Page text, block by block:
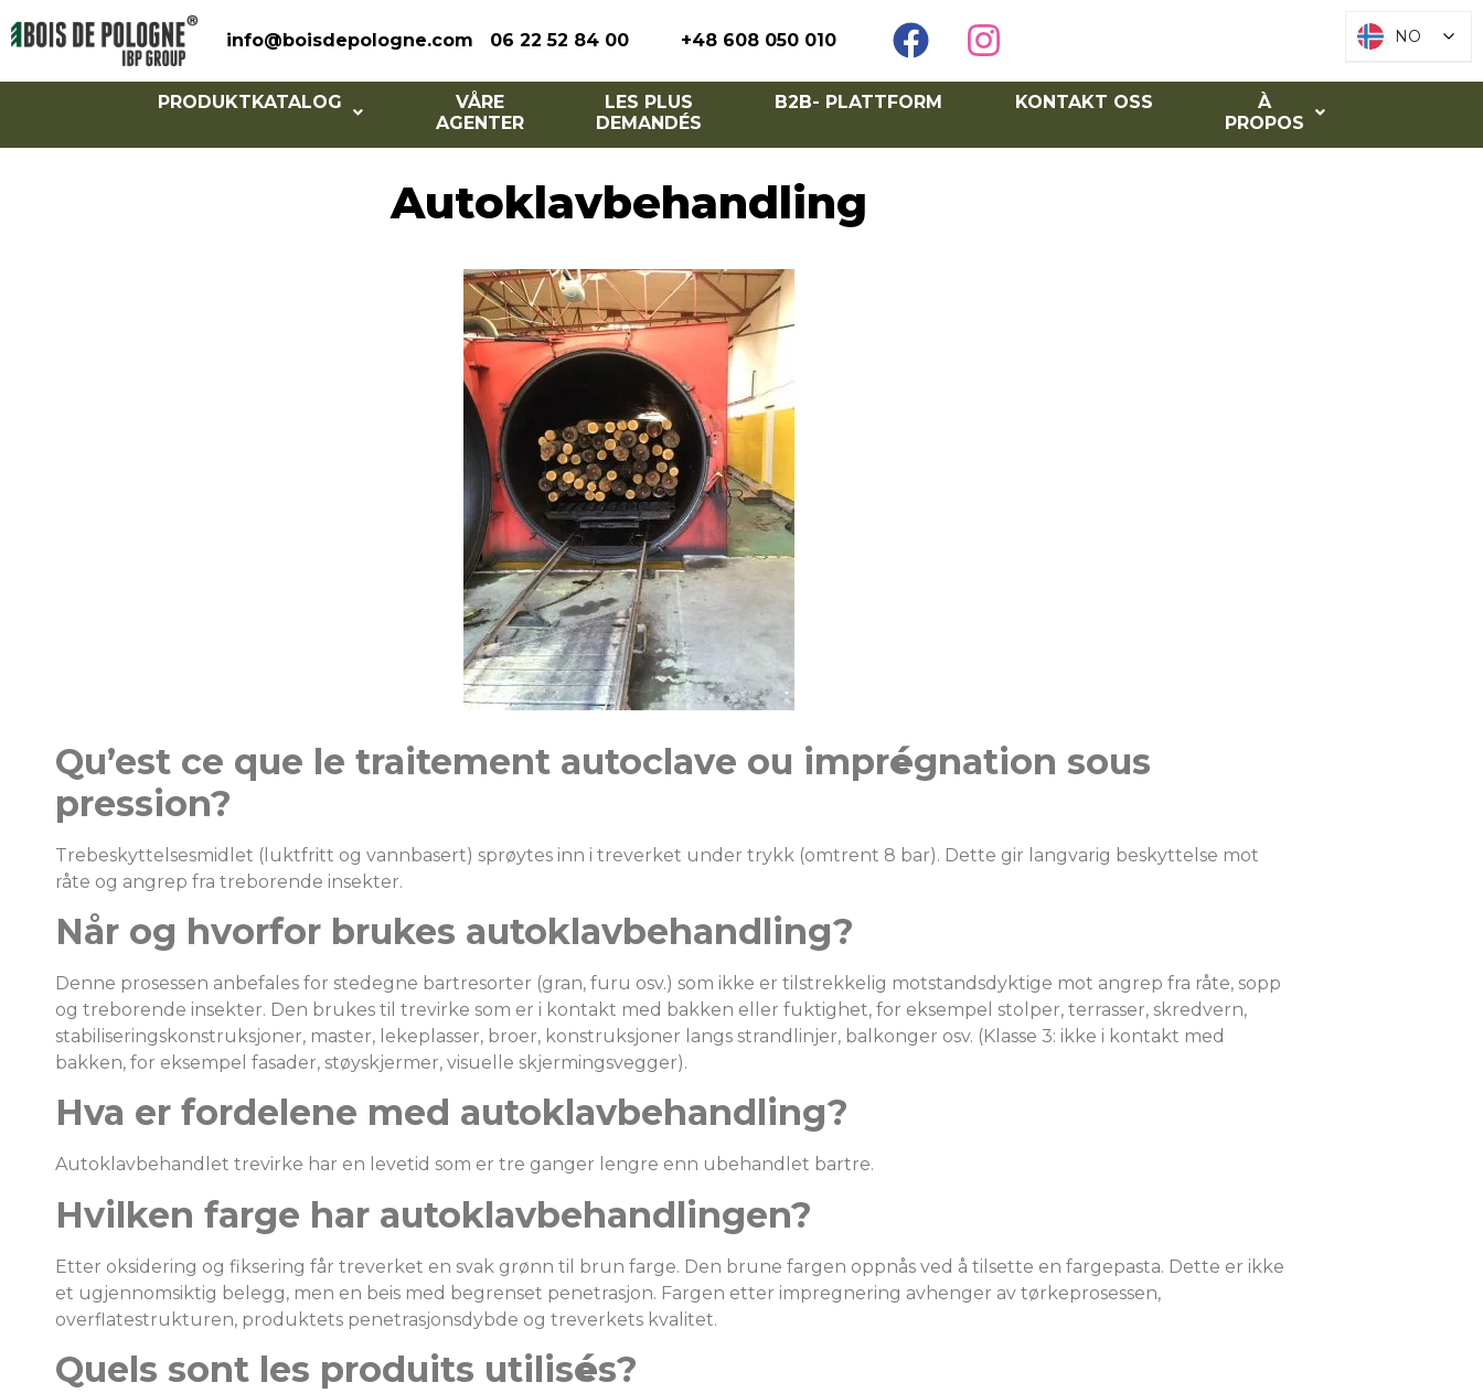
info@boisdepologne.com 06 22 52 84 00 +48 608 050 010
PRODUKTKATALOG
VÅRE
AGENTER
LES PLUS
DEMANDÉS
B2B- PLATTFORM KONTAKT OSS
À
PROPOS
Autoklavbehandling
Qu’est ce que le traitement autoclave ou imprégnation sous
pression?
Trebeskyttelsesmidlet (luktfritt og vannbasert) sprøytes inn i treverket under trykk (omtrent 8 bar). Dette gir langvarig beskyttelse mot
råte og angrep fra treborende insekter.
Når og hvorfor brukes autoklavbehandling?
Denne prosessen anbefales for stedegne bartresorter (gran, furu osv.) som ikke er tilstrekkelig motstandsdyktige mot angrep fra råte, sopp
og treborende insekter. Den brukes til trevirke som er i kontakt med bakken eller fuktighet, for eksempel stolper, terrasser, skredvern,
stabiliseringskonstruksjoner, master, lekeplasser, broer, konstruksjoner langs strandlinjer, balkonger osv. (Klasse 3: ikke i kontakt med
bakken, for eksempel fasader, støyskjermer, visuelle skjermingsvegger).
Hva er fordelene med autoklavbehandling?
Autoklavbehandlet trevirke har en levetid som er tre ganger lengre enn ubehandlet bartre.
Hvilken farge har autoklavbehandlingen?
Etter oksidering og fiksering får treverket en svak grønn til brun farge. Den brune fargen oppnås ved å tilsette en fargepasta. Dette er ikke
et ugjennomsiktig belegg, men en beis med begrenset penetrasjon. Fargen etter impregnering avhenger av tørkeprosessen,
overflatestrukturen, produktets penetrasjonsdybde og treverkets kvalitet.
Quels sont les produits utilisés?
NO
NO